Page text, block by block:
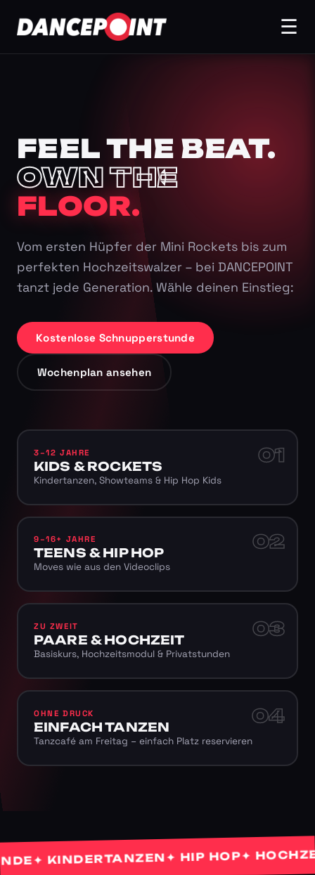
☰
FEEL THE BEAT.
OWN THE
FLOOR.
Vom ersten Hüpfer der Mini Rockets bis zum
perfekten Hochzeitswalzer – bei DANCEPOINT
tanzt jede Generation. Wähle deinen Einstieg:
Kostenlose Schnupperstunde
Wochenplan ansehen
01
3–12 JAHRE
KIDS & ROCKETS
Kindertanzen, Showteams & Hip Hop Kids
02
9–16+ JAHRE
TEENS & HIP HOP
Moves wie aus den Videoclips
03
ZU ZWEIT
PAARE & HOCHZEIT
Basiskurs, Hochzeitsmodul & Privatstunden
04
OHNE DRUCK
EINFACH TANZEN
Tanzcafé am Freitag – einfach Platz reservieren
✦ KINDERTANZEN✦ HIP HOP ✦